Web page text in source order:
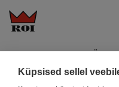
Küpsised sellel
KKK
Trükitehnikad
ÖKO